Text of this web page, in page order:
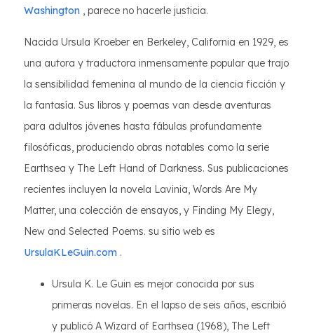
Washington , parece no hacerle justicia.
Nacida Ursula Kroeber en Berkeley, California en 1929, es
una autora y traductora inmensamente popular que trajo
la sensibilidad femenina al mundo de la ciencia ficción y
la fantasía. Sus libros y poemas van desde aventuras
para adultos jóvenes hasta fábulas profundamente
filosóficas, produciendo obras notables como la serie
Earthsea y The Left Hand of Darkness. Sus publicaciones
recientes incluyen la novela Lavinia, Words Are My
Matter, una colección de ensayos, y Finding My Elegy,
New and Selected Poems. su sitio web es
UrsulaKLeGuin.com .
Ursula K. Le Guin es mejor conocida por sus
primeras novelas. En el lapso de seis años, escribió
y publicó A Wizard of Earthsea (1968), The Left